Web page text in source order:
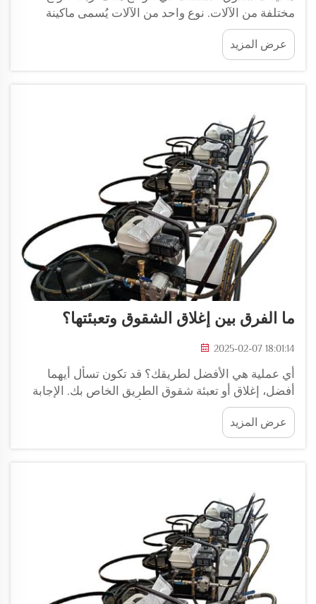
مختلفة من الآلات. نوع واحد من الآلات يُسمى ماكينة
إغلاق الشقوق. هذه الآلة الخاصة حيث يتم تسخين
الأسفلت باستخدام الهواء الساخن. كما تستخدم أيضًا
مادة ختم خاصة - نوع من الغراء - لملء...
عرض المزيد
ما الفرق بين إغلاق الشقوق وتعبئتها؟
2025-02-07 18:01:14
أي عملية هي الأفضل لطريقك؟ قد تكون تسأل أيهما
أفضل، إغلاق أو تعبئة شقوق الطريق الخاص بك. الإجابة
تعتمد على عدة عوامل حرجة. أولًا، تريد النظر إلى حجم
الشقوق في الطريق. ملؤها...
عرض المزيد